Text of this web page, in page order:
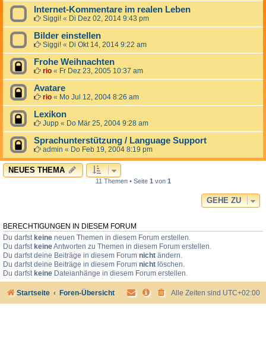
Internet-Kommentare im realen Leben
Siggi! « Di Dez 02, 2014 9:43 pm
Bilder einstellen
Siggi! « Di Okt 14, 2014 9:22 am
Frohe Weihnachten
rio « Fr Dez 23, 2005 10:37 am
Avatare
rio « Mo Jul 12, 2004 8:26 am
Lexikon
Jupp « Do Mär 25, 2004 9:28 am
Sprachunterstützung / Language Support
admin « Do Feb 19, 2004 8:19 pm
NEUES THEMA
11 Themen • Seite 1 von 1
GEHE ZU
BERECHTIGUNGEN IN DIESEM FORUM
Du darfst keine neuen Themen in diesem Forum erstellen.
Du darfst keineAntworten zu Themen in diesem Forum erstellen.
Du darfst deine Beiträge in diesem Forum nicht ändern.
Du darfst deine Beiträge in diesem Forum nicht löschen.
Du darfst keine Dateianhänge in diesem Forum erstellen.
Startseite Foren-Übersicht Alle Zeiten sind UTC+02:00